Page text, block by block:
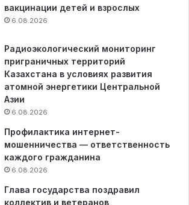
вакцинации детей и взрослых
6.08.2026
Радиоэкологический мониторинг
приграничных территорий
Казахстана в условиях развития
атомной энергетики Центральной
Азии
6.08.2026
Профилактика интернет-
мошенничества — ответственность
каждого гражданина
6.08.2026
Глава государства поздравил
коллектив и ветеранов